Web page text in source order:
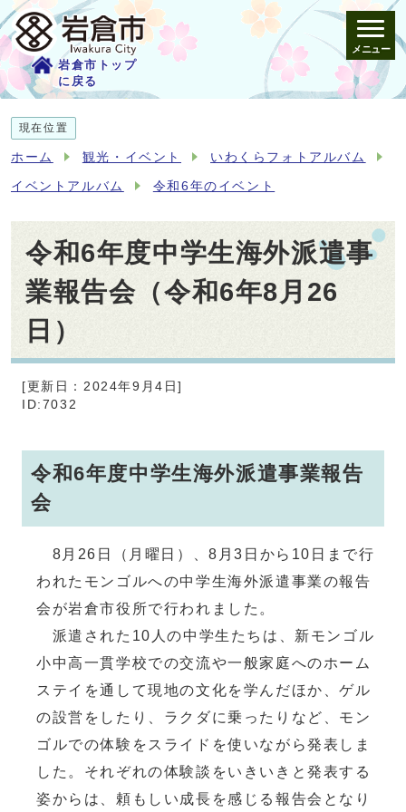
岩倉市トップ
に戻る
メニュー
現在位置
ホーム 観光・イベント いわくらフォトアルバム
イベントアルバム 令和6年のイベント
令和6年度中学生海外派遣事
業報告会（令和6年8月26
日）
[更新日：2024年9月4日]
ID:7032
令和6年度中学生海外派遣事業報告
会
8月26日（月曜日）、8月3日から10日まで行
われたモンゴルへの中学生海外派遣事業の報告
会が岩倉市役所で行われました。
派遣された10人の中学生たちは、新モンゴル
小中高一貫学校での交流や一般家庭へのホーム
ステイを通して現地の文化を学んだほか、ゲル
の設営をしたり、ラクダに乗ったりなど、モン
ゴルでの体験をスライドを使いながら発表しま
した。それぞれの体験談をいきいきと発表する
姿からは、頼もしい成長を感じる報告会となり